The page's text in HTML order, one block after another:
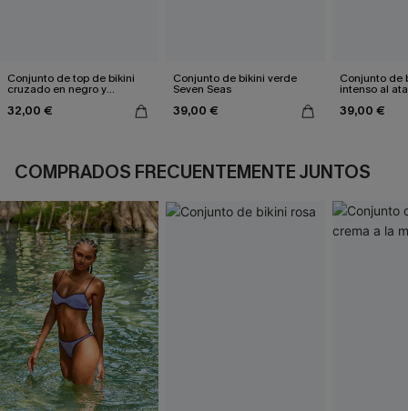
Conjunto de top de bikini
cruzado en negro y
eucalipto y braguitas de
talle alto
32,00 €
Conjunto de bikini verde
Seven Seas
39,00 €
Conjunto de
intenso al
39,00 €
COMPRADOS FRECUENTEMENTE JUNTOS